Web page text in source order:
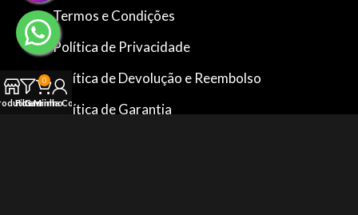
Termos e Condições
Política de Privacidade
Política de Devolução e Reembolso
Política de Garantia
Filters
0
Carrinho
Minha Conta